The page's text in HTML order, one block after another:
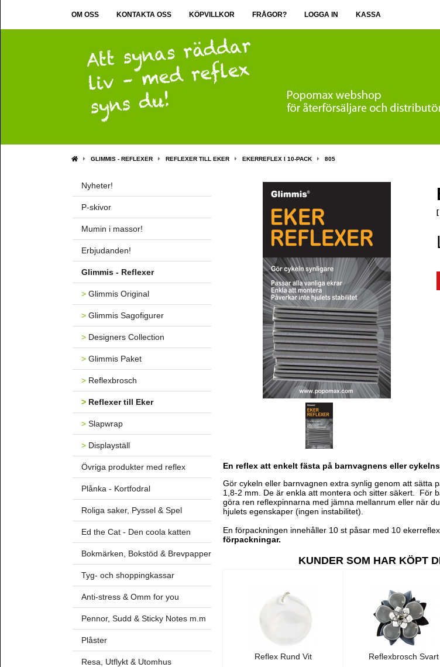
OM OSS KONTAKTA OSS KÖPVILLKOR FRÅGOR? LOGGA IN KASSA
GLIMMIS - REFLEXER REFLEXER TILL EKER EKERREFLEX I 10-PACK 805
Nyheter!
P-skivor
Mumin i massor!
Erbjudanden!
Glimmis - Reflexer
>Glimmis Original
>Glimmis Sagofigurer
>Designers Collection
>Glimmis Paket
>Reflexbrosch
>Reflexer till Eker
>Slapwrap
>Displayställ
Övriga produkter med reflex
Plånka - Kortfodral
Roliga saker, Pyssel & Spel
Ed the Cat - Den coola katten
Bokmärken, Bokstöd & Brevpapper
Tyg- och shoppingkassar
Anti-stress & Omm for you
Pennor, Sudd & Sticky Notes m.m
Plåster
Resa, Utflykt & Utomhus
En reflex att enkelt fästa på barnvagnens eller cykelns
Gör cykeln eller barnvagnen extra synlig genom att sätta
1,8-2 mm. De är enkla att montera och sitter säkert. För
göra ren reflexpinnarna med jämna mellanrum eller när
hjulets egenskaper (ingen instabilitet).
En förpackningen innehåller 10 st påsar med 10
förpackningar.
KUNDER SOM HAR KÖPT
Reflex Rund Vit Reflexbrosch Svart